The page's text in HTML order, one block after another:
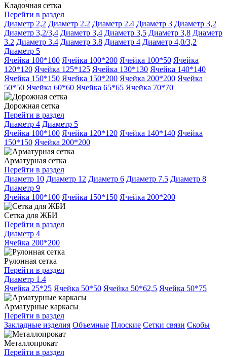
Кладочная сетка
Перейти в раздел
Диаметр 2,2 Диаметр 2.2 Диаметр 2.4 Диаметр 3 Диаметр 3,2
Диаметр 3,2/3,4 Диаметр 3,4 Диаметр 3,5 Диаметр 3,8 Диаметр
3.2 Диаметр 3.4 Диаметр 3.8 Диаметр 4 Диаметр 4,0/3,2
Диаметр 5
Ячейка 100*100 Ячейка 100*200 Ячейка 100*50 Ячейка
120*120 Ячейка 125*125 Ячейка 130*130 Ячейка 140*140
Ячейка 150*150 Ячейка 150*200 Ячейка 200*200 Ячейка
50*50 Ячейка 60*60 Ячейка 65*65 Ячейка 70*70
Дорожная сетка
Перейти в раздел
Диаметр 4 Диаметр 5
Ячейка 100*100 Ячейка 120*120 Ячейка 140*140 Ячейка
150*150 Ячейка 200*200
Арматурная сетка
Перейти в раздел
Диаметр 10 Диаметр 12 Диаметр 6 Диаметр 7.5 Диаметр 8
Диаметр 9
Ячейка 100*100 Ячейка 150*150 Ячейка 200*200
Сетка для ЖБИ
Перейти в раздел
Диаметр 4
Ячейка 200*200
Рулонная сетка
Перейти в раздел
Диаметр 1.4
Ячейка 25*25 Ячейка 50*50 Ячейка 50*62,5 Ячейка 50*75
Арматурные каркасы
Перейти в раздел
Закладные изделия Объемные Плоские Сетки связи Скобы
Металлопрокат
Перейти в раздел